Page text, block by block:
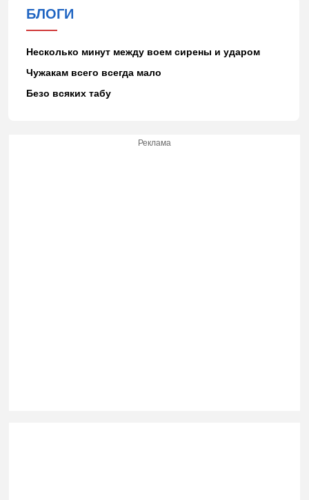
БЛОГИ
Несколько минут между воем сирены и ударом
Чужакам всего всегда мало
Безо всяких табу
Реклама